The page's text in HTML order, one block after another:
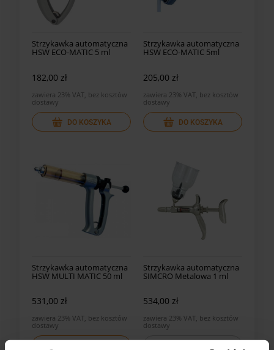
Strzykawka automatyczna
HSW ECO-MATIC 5 ml
182,00 zł
zawiera 23% VAT, bez kosztów
dostawy
DO KOSZYKA
Strzykawka automatyczna
HSW ECO-MATIC 5ml
205,00 zł
zawiera 23% VAT, bez kosztów
dostawy
DO KOSZYKA
Strzykawka automatyczna
HSW MULTI MATIC 50 ml
531,00 zł
zawiera 23% VAT, bez kosztów
dostawy
Strzykawka automatyczna
SIMCRO Metalowa 1 ml
534,00 zł
zawiera 23% VAT, bez kosztów
dostawy